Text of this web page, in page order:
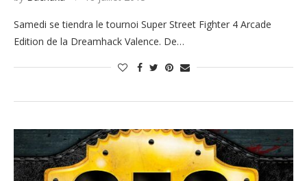
Samedi se tiendra le tournoi Super Street Fighter 4 Arcade
Edition de la Dreamhack Valence. De…